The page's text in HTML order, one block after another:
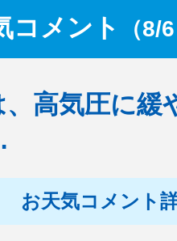
コメント （8/
、高気圧に緩
お天気コメント